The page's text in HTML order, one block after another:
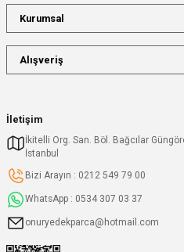
İletişim
İkitelli Org. San. Böl. Bağcılar
İstanbul
Bizi Arayın : 0212 549 79 00
WhatsApp : 0534 307 03 37
onuryedekparca@hotmail.com
Kurumsal
Alışveriş